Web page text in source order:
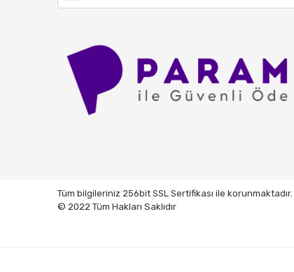
Tüm bilgileriniz 256bit SSL Sertifikası ile korunmaktadır.
© 2022 Tüm Hakları Saklıdır